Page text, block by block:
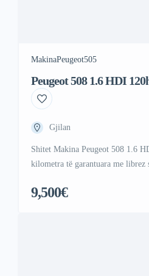
MakinaPeugeot505
Peugeot 508 1.6 HDI
Gjilan
Shitet Makina Peugeot 508 1.6
kilometra të garantuara me librez
makina e ka edhe kaishin e
9,500€